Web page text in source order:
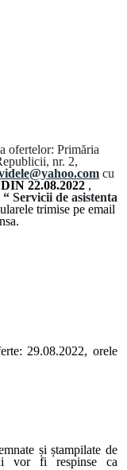
ofertelor: Primăria
nr. 2,
cu
22.08.2022 ,
“ Servicii de asistenta
trimise pe email
29.08.2022, orele
și ștampilate de
vor fi respinse ca